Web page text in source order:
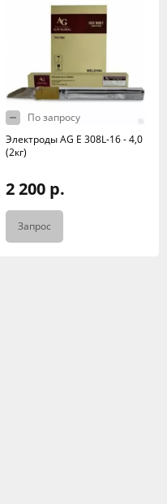
По запросу
Электроды AG E 308L-16 - 4,0
(2кг)
2 200 р.
Запрос